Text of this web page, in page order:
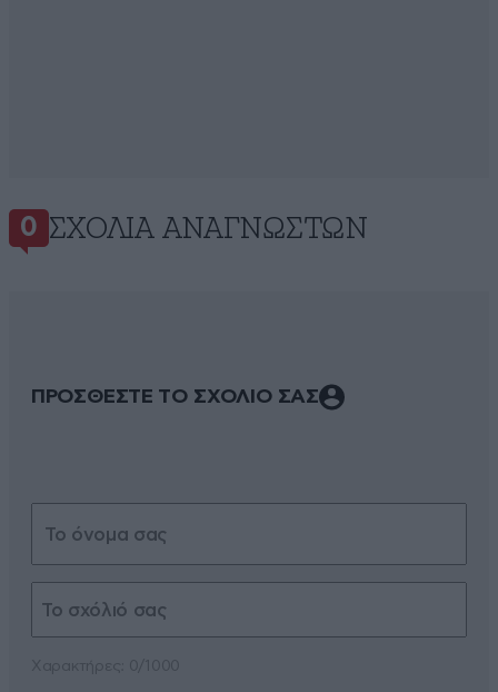
0 ΣΧΌΛΙΑ ΑΝΑΓΝΩΣΤΏΝ
ΠΡΟΣΘΕΣΤΕ ΤΟ ΣΧΟΛΙΟ ΣΑΣ